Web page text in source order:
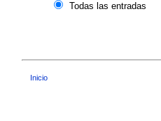
Todas las entradas
Inicio